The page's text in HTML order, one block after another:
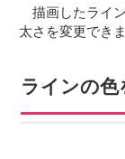
描画したライ
太さを変更できま
ラインの色